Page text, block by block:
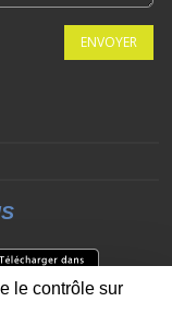
ENVOYER
le contrôle sur